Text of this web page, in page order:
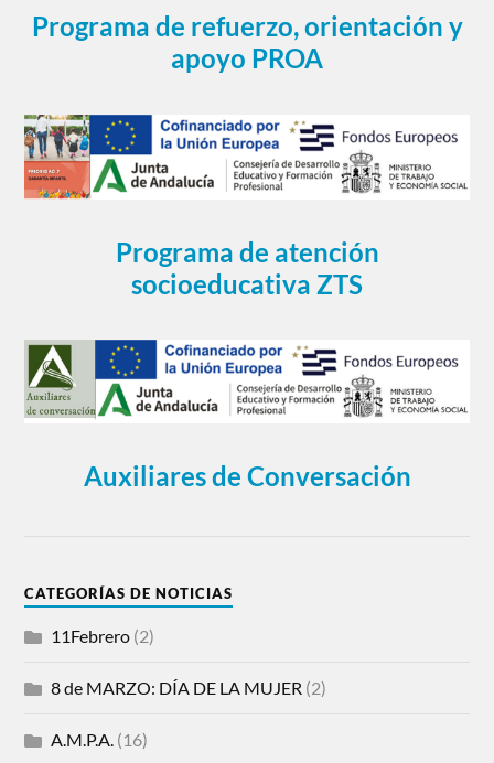
Programa de refuerzo, orientación y
apoyo PROA
Programa de atención
socioeducativa ZTS
Auxiliares de Conversación
CATEGORÍAS DE NOTICIAS
11Febrero (2)
8 de MARZO: DÍA DE LA MUJER (2)
A.M.P.A. (16)